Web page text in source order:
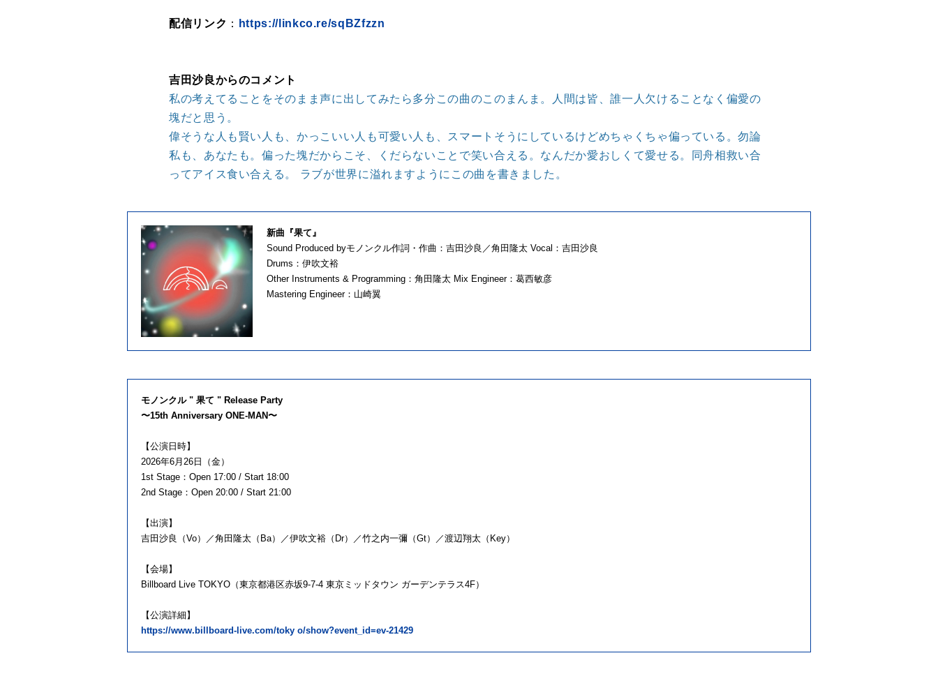
配信リンク ： https://linkco.re/sqBZfzzn
吉田沙良からのコメント
私の考えてることをそのまま声に出してみたら多分この曲のこのまんま。人間は皆、誰一人欠けることなく偏愛の
塊だと思う。
偉そうな人も賢い人も、かっこいい人も可愛い人も、スマートそうにしているけどめちゃくちゃ偏っている。勿論
私も、あなたも。偏った塊だからこそ、くだらないことで笑い合える。なんだか愛おしくて愛せる。同舟相救い合
ってアイス食い合える。 ラブが世界に溢れますようにこの曲を書きました。
新曲『果て』
Sound Produced byモノンクル作詞・作曲：吉田沙良／角田隆太 Vocal：吉田沙良
Drums：伊吹文裕
Other Instruments & Programming：角田隆太 Mix Engineer：葛西敏彦
Mastering Engineer：山崎翼
モノンクル " 果て " Release Party
〜15th Anniversary ONE-MAN〜
【公演日時】
2026年6月26日（金）
1st Stage：Open 17:00 / Start 18:00
2nd Stage：Open 20:00 / Start 21:00
【出演】
吉田沙良（Vo）／角田隆太（Ba）／伊吹文裕（Dr）／竹之内一彌（Gt）／渡辺翔太（Key）
【会場】
Billboard Live TOKYO（東京都港区赤坂9-7-4 東京ミッドタウン ガーデンテラス4F）
【公演詳細】
https://www.billboard-live.com/toky o/show?event_id=ev-21429